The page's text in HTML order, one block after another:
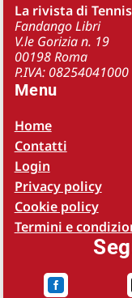
La rivista di
Fandango Libri
V.le Gorizia n. 19
00198 Roma
P.IVA: 08254041000
Menu
Home
Contatti
Login
Privacy policy
Cookie policy
Termini e
